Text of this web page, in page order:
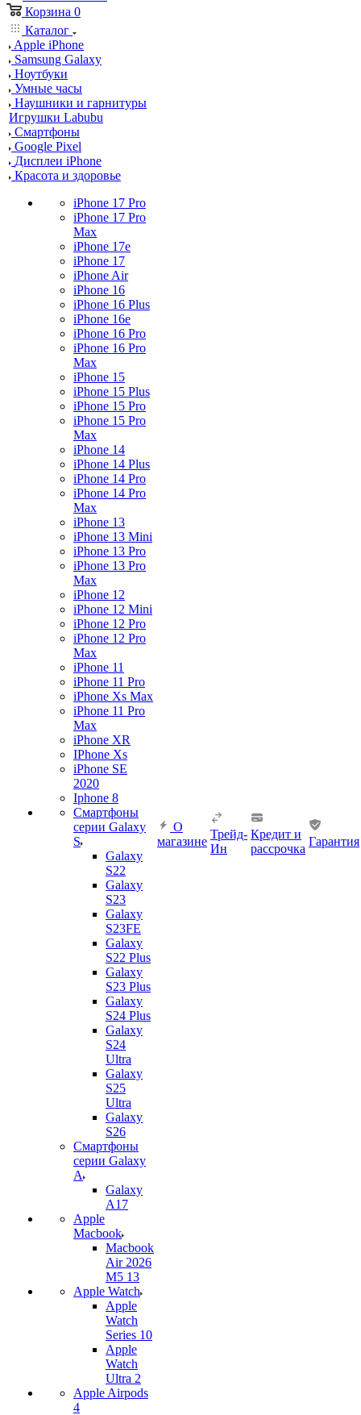
Корзина 0
Каталог
Apple iPhone
Samsung Galaxy
Ноутбуки
Умные часы
Наушники и гарнитуры
Игрушки Labubu
Смартфоны
Google Pixel
Дисплеи iPhone
Красота и здоровье
iPhone 17 Pro
iPhone 17 Pro
Max
iPhone 17e
iPhone 17
iPhone Air
iPhone 16
iPhone 16 Plus
iPhone 16e
iPhone 16 Pro
iPhone 16 Pro
Max
iPhone 15
iPhone 15 Plus
iPhone 15 Pro
iPhone 15 Pro
Max
iPhone 14
iPhone 14 Plus
iPhone 14 Pro
iPhone 14 Pro
Max
iPhone 13
iPhone 13 Mini
iPhone 13 Pro
iPhone 13 Pro
Max
iPhone 12
iPhone 12 Mini
iPhone 12 Pro
iPhone 12 Pro
Max
iPhone 11
iPhone 11 Pro
iPhone Xs Max
iPhone 11 Pro
Max
iPhone XR
IPhone Xs
iPhone SE
2020
Iphone 8
Смартфоны
серии Galaxy
S
Galaxy
S22
Galaxy
S23
Galaxy
S23FE
Galaxy
S22 Plus
Galaxy
S23 Plus
Galaxy
S24 Plus
Galaxy
S24
Ultra
Galaxy
S25
Ultra
Galaxy
S26
Смартфоны
серии Galaxy
A
Galaxy
A17
Apple
Macbook
Macbook
Air 2026
M5 13
Apple Watch
Apple
Watch
Series 10
Apple
Watch
Ultra 2
Apple Airpods
4
О
магазине
Трейд-
Ин
Кредит и
рассрочка
Гарантия